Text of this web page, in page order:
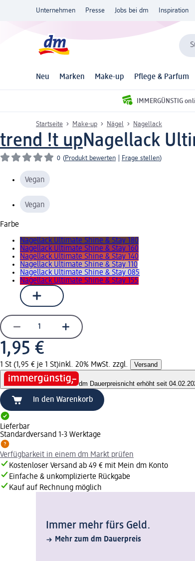
Unternehmen Presse Jobs bei dm Inspiration
Neu Marken Make-up Pflege & Parfum
IMMERGÜNSTIG
Startseite Make-up Nägel Nagellack
trend !t upNagellack
0 (Produkt bewerten Frage stellen)
Vegan
Vegan
Farbe
Nagellack Ultimate Shine & Stay 180
Nagellack Ultimate Shine & Stay 160
Nagellack Ultimate Shine & Stay 140
Nagellack Ultimate Shine & Stay 110
Nagellack Ultimate Shine & Stay 085
Nagellack Ultimate Shine & Stay 155
1,95 €
1 St (1,95 € je 1 St)inkl. 20% MwSt. zzgl. Versand
dm Dauerpreisnicht erhöht seit
In den Warenkorb
Lieferbar
Standardversand 1-3 Werktage
Verfügbarkeit in einem dm Markt prüfen
Kostenloser Versand ab 49 € mit Mein dm Konto
Einfache & unkomplizierte Rückgabe
Kauf auf Rechnung möglich
Immer mehr fürs Geld.
Mehr zum dm Dauerpreis